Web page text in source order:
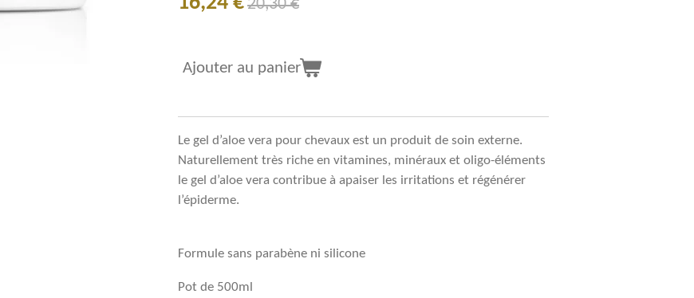
20,30 €
Ajouter au panier
Le gel d’aloe vera pour chevaux est un produit de soin externe.
Naturellement très riche en vitamines, minéraux et oligo-éléments
le gel d’aloe vera contribue à apaiser les irritations et régénérer
l’épiderme.
Formule sans parabène ni silicone
Pot de 500ml